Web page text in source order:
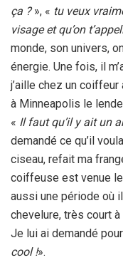
ça ?», « tu veux
visage et qu’on
monde, son univers,
énergie. Une fois, il
j’aille chez un
à Minneapolis le
« Il faut qu’il y ait un
demandé ce qu’il
ciseau, refait ma
coiffeuse est venue
aussi une période où
chevelure, très court
Je lui ai demandé
cool !».